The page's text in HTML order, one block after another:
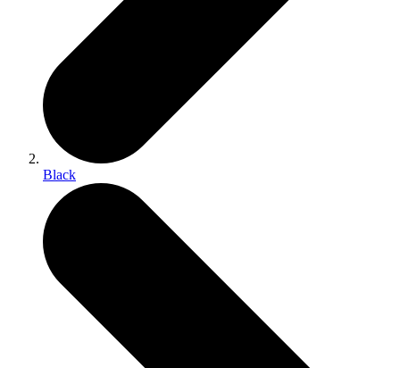
Black